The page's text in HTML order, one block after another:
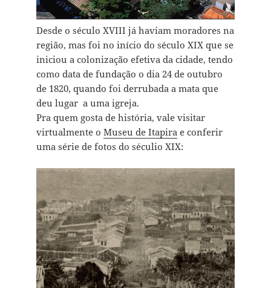
Desde o século XVIII já haviam moradores na
região, mas foi no início do século XIX que se
iniciou a colonização efetiva da cidade, tendo
como data de fundação o dia 24 de outubro
de 1820, quando foi derrubada a mata que
deu lugar a uma igreja.
Pra quem gosta de história, vale visitar
virtualmente o Museu de Itapirae conferir
uma série de fotos do séculio XIX: